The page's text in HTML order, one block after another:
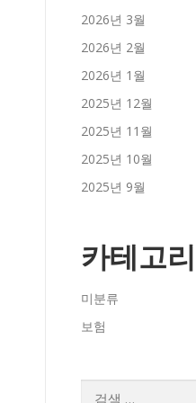
2026년 3월
2026년 2월
2026년 1월
2025년 12월
2025년 11월
2025년 10월
2025년 9월
카테고리
미분류
보험